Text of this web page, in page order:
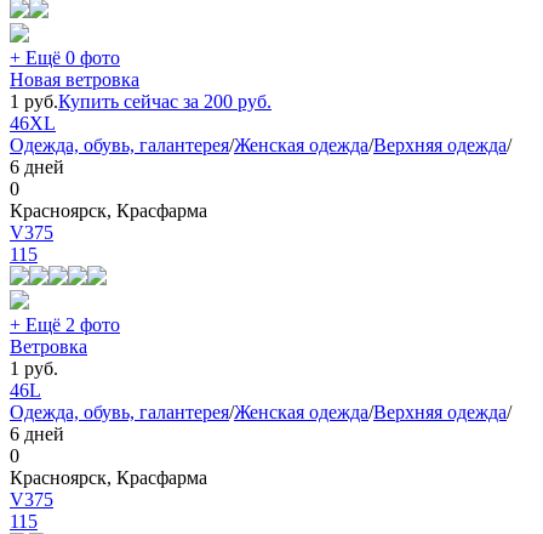
+ Ещё 0 фото
Новая ветровка
1 руб.Купить сейчас за 200 руб.
46XL
Одежда, обувь, галантерея/Женская одежда/Верхняя одежда/
6 дней
0
Красноярск, Красфарма
V375
115
+ Ещё 2 фото
Ветровка
1 руб.
46L
Одежда, обувь, галантерея/Женская одежда/Верхняя одежда/
6 дней
0
Красноярск, Красфарма
V375
115